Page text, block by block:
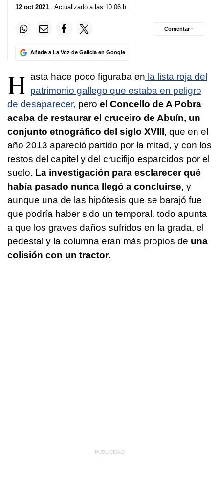
12 oct 2021 . Actualizado a las 10:06 h.
Añade a La Voz de Galicia en Google
Comentar ·
H asta hace poco figuraba en la lista roja del
patrimonio gallego que estaba en peligro
de desaparecer, pero el Concello de A Pobra
acaba de restaurar el cruceiro de Abuín, un
conjunto etnográfico del siglo XVIII, que en el
año 2013 apareció partido por la mitad, y con los
restos del capitel y del crucifijo esparcidos por el
suelo. La investigación para esclarecer qué
había pasado nunca llegó a concluirse, y
aunque una de las hipótesis que se barajó fue
que podría haber sido un temporal, todo apunta
a que los graves daños sufridos en la grada, el
pedestal y la columna eran más propios de una
colisión con un tractor.